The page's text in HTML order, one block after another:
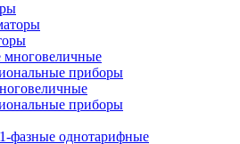
приборы